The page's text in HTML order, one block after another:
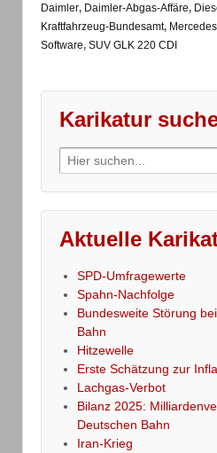
Daimler, Daimler-Abgas-Affäre,
Kraftfahrzeug-Bundesamt,
Software, SUV GLK 220 CDI
Karikatur
Search
for:
Aktuelle
SPD-Umfragewerte
Spahn-Nachfolge
Bundesweite Störung
Bahn
Hitzewelle
Erste Schätzung zur
Lachgas-Verbot
Bilanz 2025:
Deutschen Bahn
Iran-Krieg